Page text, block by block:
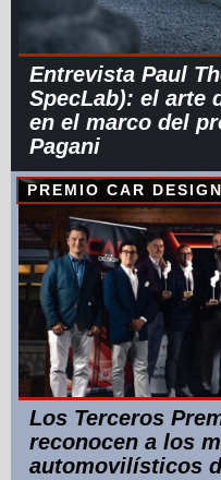
Entrevista Paul
SpecLab): el arte
en el marco del
Pagani
PREMIO CAR
Los Terceros
reconocen a los
automovilísticos